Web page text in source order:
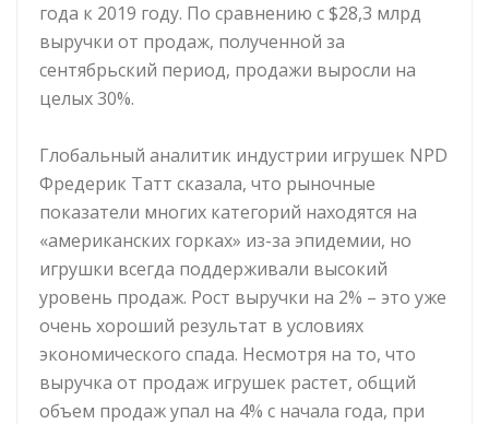
года к 2019 году. По сравнению с $28,3 млрд
выручки от продаж, полученной за
сентябрьский период, продажи выросли на
целых 30%.
Глобальный аналитик индустрии игрушек NPD
Фредерик Татт сказала, что рыночные
показатели многих категорий находятся на
«американских горках» из-за эпидемии, но
игрушки всегда поддерживали высокий
уровень продаж. Рост выручки на 2% – это уже
очень хороший результат в условиях
экономического спада. Несмотря на то, что
выручка от продаж игрушек растет, общий
объем продаж упал на 4% с начала года, при